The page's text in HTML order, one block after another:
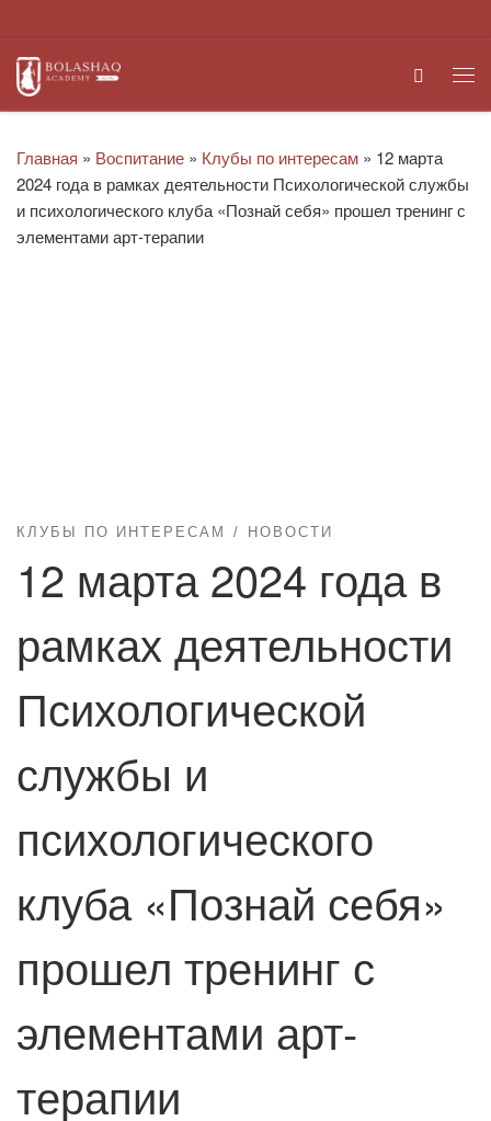
Search
Главная » Воспитание » Клубы по интересам » 12 марта
2024 года в рамках деятельности Психологической службы
и психологического клуба «Познай себя» прошел тренинг с
элементами арт-терапии
КЛУБЫ ПО ИНТЕРЕСАМ НОВОСТИ
12 марта 2024 года в
рамках деятельности
Психологической
службы и
психологического
клуба «Познай себя»
прошел тренинг с
элементами арт-
терапии